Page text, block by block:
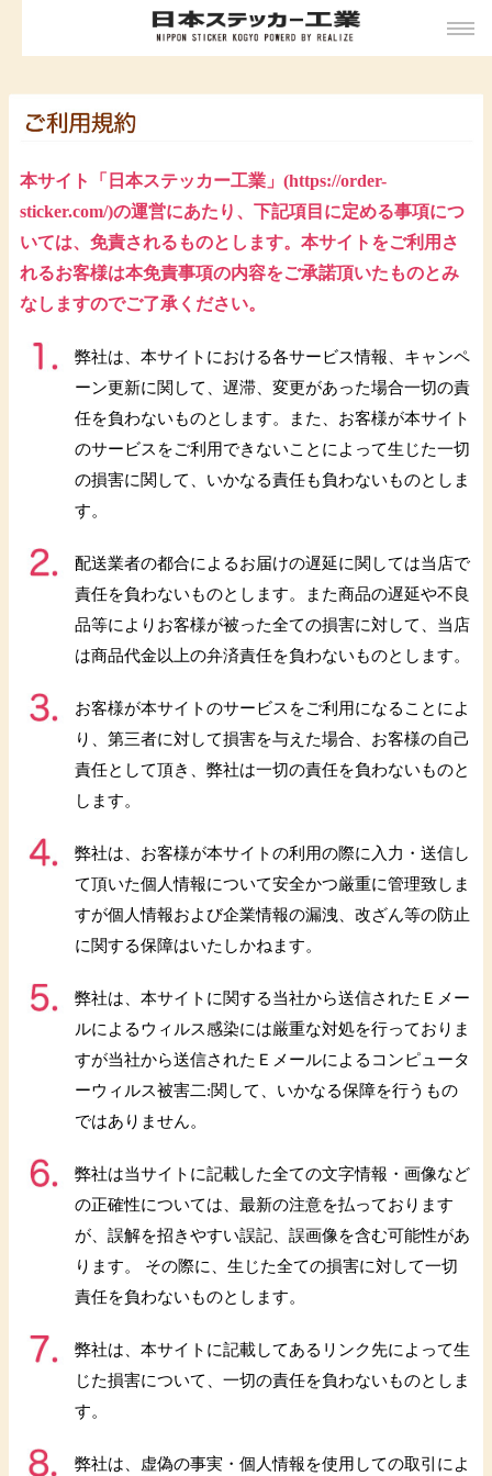
本サイト「日本ステッカー工業」(https://order-
sticker.com/)の運営にあたり、下記項目に定める事項につ
いては、免責されるものとします。本サイトをご利用さ
れるお客様は本免責事項の内容をご承諾頂いたものとみ
なしますのでご了承ください。
弊社は、本サイトにおける各サービス情報、キャンペ
ーン更新に関して、遅滞、変更があった場合一切の責
任を負わないものとします。また、お客様が本サイト
のサービスをご利用できないことによって生じた一切
の損害に関して、いかなる責任も負わないものとしま
す。
配送業者の都合によるお届けの遅延に関しては当店で
責任を負わないものとします。また商品の遅延や不良
品等によりお客様が被った全ての損害に対して、当店
は商品代金以上の弁済責任を負わないものとします。
お客様が本サイトのサービスをご利用になることによ
り、第三者に対して損害を与えた場合、お客様の自己
責任として頂き、弊社は一切の責任を負わないものと
します。
弊社は、お客様が本サイトの利用の際に入力・送信し
て頂いた個人情報について安全かつ厳重に管理致しま
すが個人情報および企業情報の漏洩、改ざん等の防止
に関する保障はいたしかねます。
弊社は、本サイトに関する当社から送信されたＥメー
ルによるウィルス感染には厳重な対処を行っておりま
すが当社から送信されたＥメールによるコンピュータ
ーウィルス被害二:関して、いかなる保障を行うもの
ではありません。
弊社は当サイトに記載した全ての文字情報・画像など
の正確性については、最新の注意を払っております
が、誤解を招きやすい誤記、誤画像を含む可能性があ
ります。 その際に、生じた全ての損害に対して一切
責任を負わないものとします。
弊社は、本サイトに記載してあるリンク先によって生
じた損害について、一切の責任を負わないものとしま
す。
弊社は、虚偽の事実・個人情報を使用しての取引によ